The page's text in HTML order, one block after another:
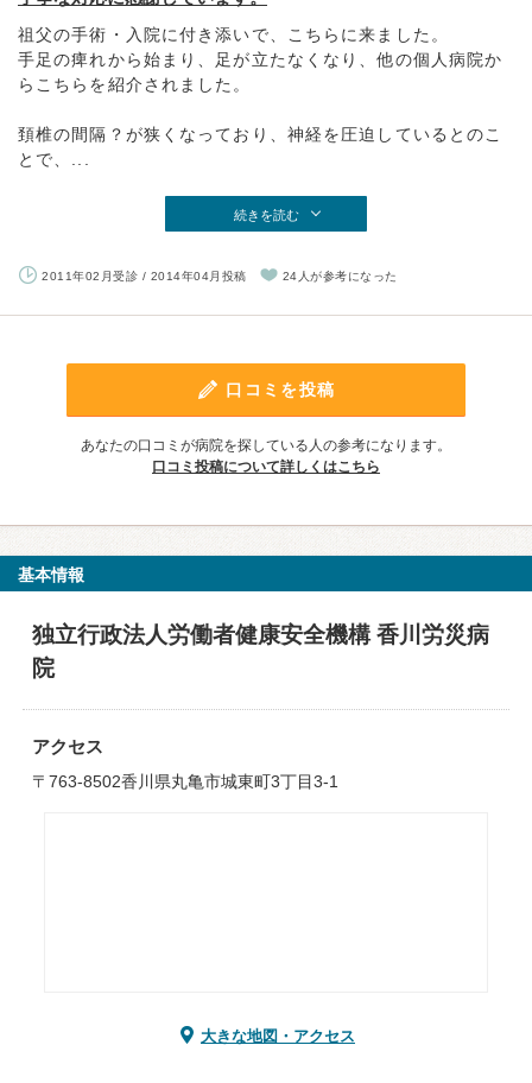
祖父の手術・入院に付き添いで、こちらに来ました。
手足の痺れから始まり、足が立たなくなり、他の個人病院か
らこちらを紹介されました。
頚椎の間隔？が狭くなっており、神経を圧迫しているとのこ
とで、...
続きを読む
2011年02月受診 / 2014年04月投稿 24人が参考になった
口コミを投稿
あなたの口コミが病院を探している人の参考になります。
口コミ投稿について詳しくはこちら
基本情報
独立行政法人労働者健康安全機構 香川労災病
院
アクセス
〒763-8502香川県丸亀市城東町3丁目3-1
大きな地図・アクセス